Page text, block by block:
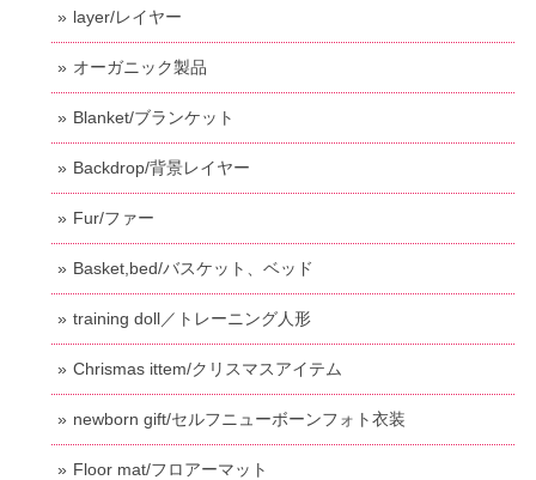
layer/レイヤー
オーガニック製品
Blanket/ブランケット
Backdrop/背景レイヤー
Fur/ファー
Basket,bed/バスケット、ベッド
training doll／トレーニング人形
Chrismas ittem/クリスマスアイテム
newborn gift/セルフニューボーンフォト衣装
Floor mat/フロアーマット